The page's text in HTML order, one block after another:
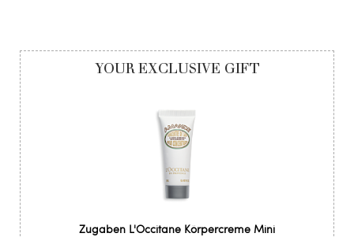
YOUR EXCLUSIVE GIFT
Zugaben L'Occitane Körpercreme Mini